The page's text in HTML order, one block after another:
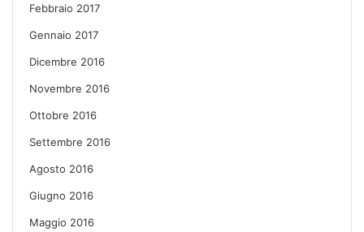
Febbraio 2017
Gennaio 2017
Dicembre 2016
Novembre 2016
Ottobre 2016
Settembre 2016
Agosto 2016
Giugno 2016
Maggio 2016